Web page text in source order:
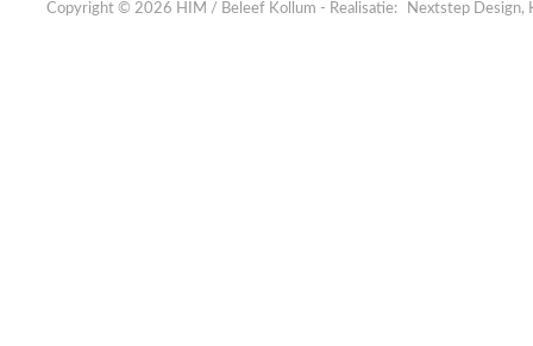
Copyright © 2026 HIM / Beleef Kollum - Realisatie: Nextstep Design,